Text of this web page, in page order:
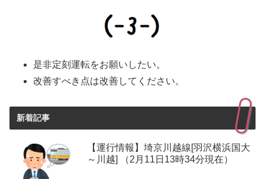
是非定刻運転をお願いしたい。
改善すべき点は改善してください。
新着記事
【運行情報】埼京川越線[羽沢横浜国大
～川越] （2月11日13時34分現在）